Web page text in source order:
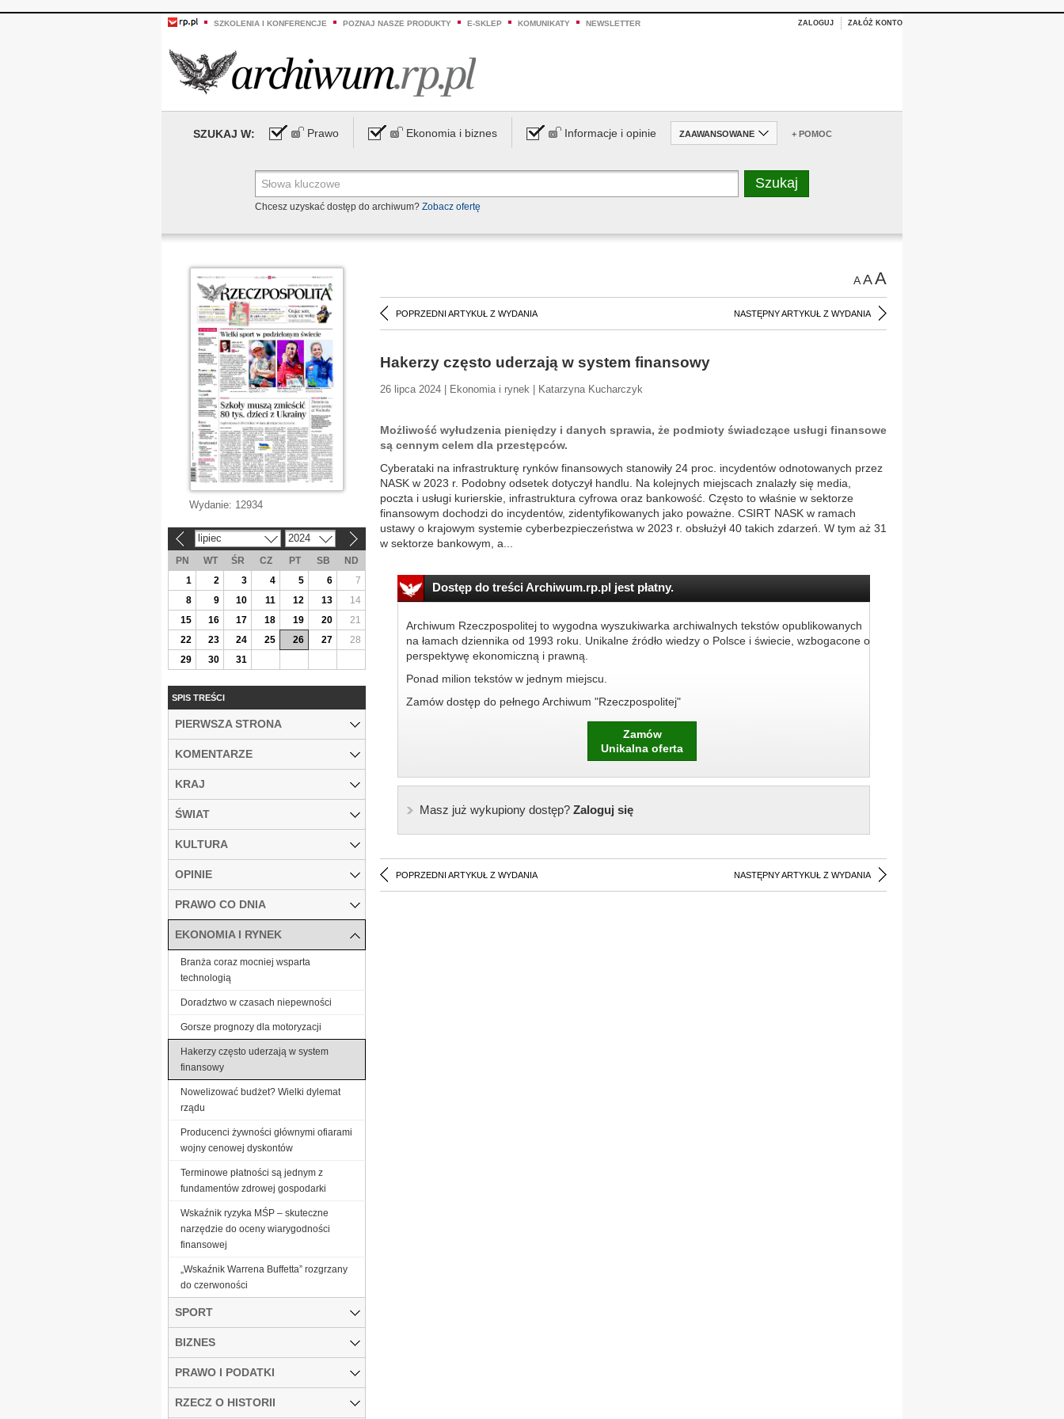
SZKOLENIA I KONFERENCJE POZNAJ NASZE PRODUKTY E-SKLEP KOMUNIKATY NEWSLETTER ZALOGUJ ZAŁÓŻ KONTO
SZUKAJ W: Prawo Ekonomia i biznes Informacje i opinie ZAAWANSOWANE + POMOC
Chcesz uzyskać dostęp do archiwum? Zobacz ofertę
AAA
POPRZEDNI ARTYKUŁ Z WYDANIA NASTĘPNY ARTYKUŁ Z WYDANIA
Hakerzy często uderzają w system finansowy
26 lipca 2024 | Ekonomia i rynek | Katarzyna Kucharczyk
Możliwość wyłudzenia pieniędzy i danych sprawia, że podmioty świadczące usługi finansowe
są cennym celem dla przestępców.
Cyberataki na infrastrukturę rynków finansowych stanowiły 24 proc. incydentów odnotowanych przez
NASK w 2023 r. Podobny odsetek dotyczył handlu. Na kolejnych miejscach znalazły się media,
poczta i usługi kurierskie, infrastruktura cyfrowa oraz bankowość. Często to właśnie w sektorze
finansowym dochodzi do incydentów, zidentyfikowanych jako poważne. CSIRT NASK w ramach
ustawy o krajowym systemie cyberbezpieczeństwa w 2023 r. obsłużył 40 takich zdarzeń. W tym aż 31
w sektorze bankowym, a...
Dostęp do treści Archiwum.rp.pl jest płatny.
Archiwum Rzeczpospolitej to wygodna wyszukiwarka archiwalnych tekstów opublikowanych
na łamach dziennika od 1993 roku. Unikalne źródło wiedzy o Polsce i świecie, wzbogacone o
perspektywę ekonomiczną i prawną.
Ponad milion tekstów w jednym miejscu.
Zamów dostęp do pełnego Archiwum "Rzeczpospolitej"
Zamów
Unikalna oferta
Masz już wykupiony dostęp?Zaloguj się
POPRZEDNI ARTYKUŁ Z WYDANIA NASTĘPNY ARTYKUŁ Z WYDANIA
Wydanie: 12934
lipiec 2024
PN WT ŚR CZ PT SB
ND
1
2 3 4 5 6
7
8
9 10 11 12 13
14
15
16 17 18 19 20
21
22
23 24 25 26 27
28
29
30 31
SPIS TREŚCI
PIERWSZA STRONA
KOMENTARZE
KRAJ
ŚWIAT
KULTURA
OPINIE
PRAWO CO DNIA
EKONOMIA I RYNEK
Branża coraz mocniej wsparta
technologią
Doradztwo w czasach niepewności
Gorsze prognozy dla motoryzacji
Hakerzy często uderzają w system
finansowy
Nowelizować budżet? Wielki dylemat
rządu
Producenci żywności głównymi ofiarami
wojny cenowej dyskontów
Terminowe płatności są jednym z
fundamentów zdrowej gospodarki
Wskaźnik ryzyka MŚP – skuteczne
narzędzie do oceny wiarygodności
finansowej
„Wskaźnik Warrena Buffetta” rozgrzany
do czerwoności
SPORT
BIZNES
PRAWO I PODATKI
RZECZ O HISTORII